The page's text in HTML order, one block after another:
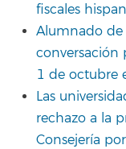
fiscales
Alumnado de
conversación
1 de octubre
Las
rechazo a la
Consejería